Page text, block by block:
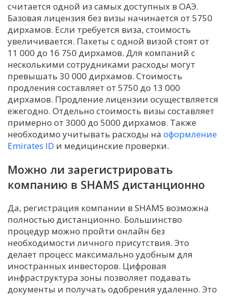
считается одной из самых доступных в ОАЭ.
Базовая лицензия без визы начинается от 5750
дирхамов. Если требуется виза, стоимость
увеличивается. Пакеты с одной визой стоят от
11 000 до 16 750 дирхамов. Для компаний с
несколькими сотрудниками расходы могут
превышать 30 000 дирхамов. Стоимость
продления составляет от 5750 до 13 000
дирхамов. Продление лицензии осуществляется
ежегодно. Отдельно стоимость визы составляет
примерно от 3000 до 5000 дирхамов. Также
необходимо учитывать расходы на оформление
Emirates ID и медицинские проверки.
Можно ли зарегистрировать
компанию в SHAMS дистанционно
Да, регистрация компании в SHAMS возможна
полностью дистанционно. Большинство
процедур можно пройти онлайн без
необходимости личного присутствия. Это
делает процесс максимально удобным для
иностранных инвесторов. Цифровая
инфраструктура зоны позволяет подавать
документы и получать одобрения удаленно. Это